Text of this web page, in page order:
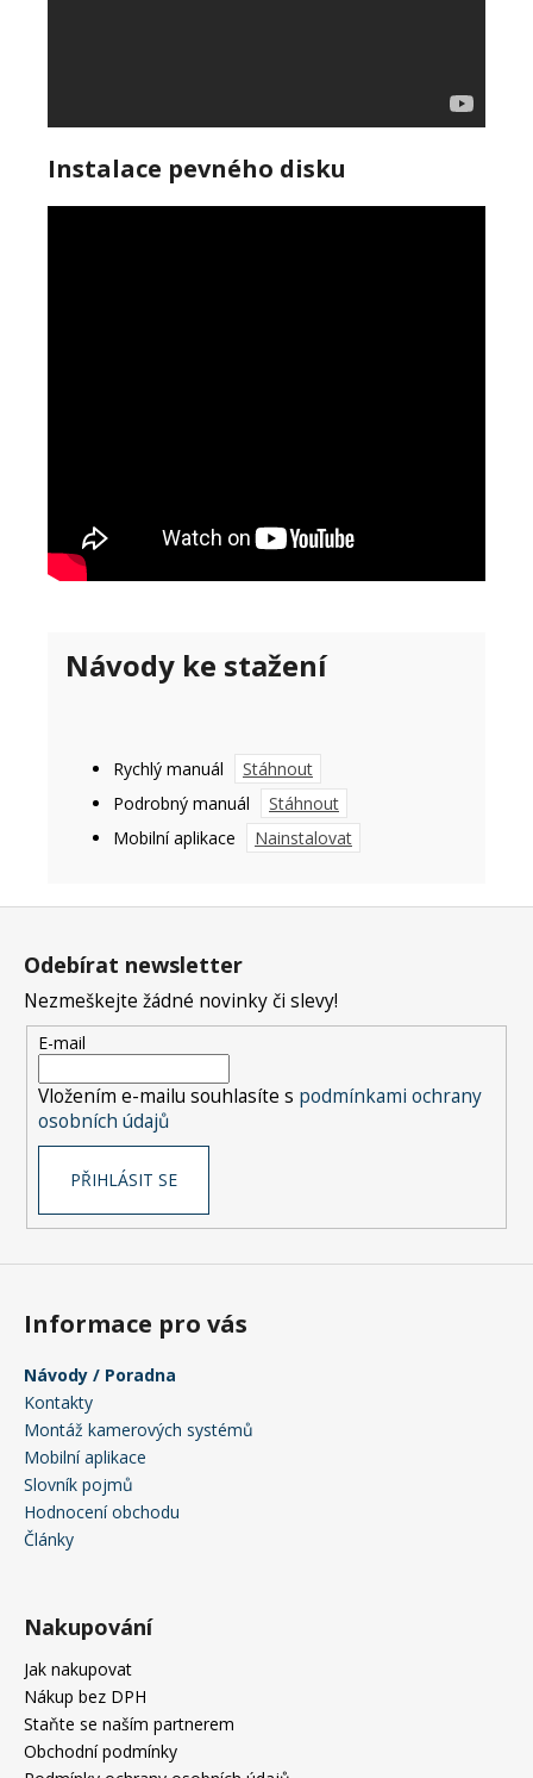
Instalace pevného disku
Návody ke stažení
Rychlý manuál
Stáhnout
Podrobný manuál
Stáhnout
Mobilní aplikace
Nainstalovat
Z
Odebírat newsletter
Nezmeškejte žádné novinky či slevy!
E-mail
Vložením e-mailu souhlasíte s podmínkami ochrany
osobních údajů
PŘIHLÁSIT SE
Informace pro vás
Návody / Poradna
Kontakty
Montáž kamerových systémů
Mobilní aplikace
Slovník pojmů
Hodnocení obchodu
Články
Nakupování
Jak nakupovat
Nákup bez DPH
Staňte se naším partnerem
Obchodní podmínky